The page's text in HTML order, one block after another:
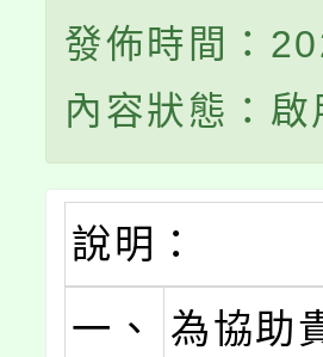
發佈時間：
內容狀態：啟
說明：
一、
為協助